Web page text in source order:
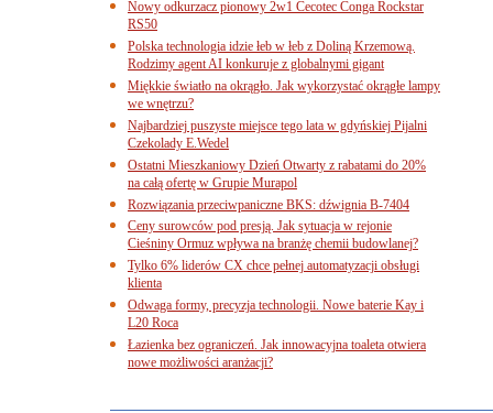
Nowy odkurzacz pionowy 2w1 Cecotec Conga Rockstar
RS50
Polska technologia idzie łeb w łeb z Doliną Krzemową.
Rodzimy agent AI konkuruje z globalnymi gigant
Miękkie światło na okrągło. Jak wykorzystać okrągłe lampy
we wnętrzu?
Najbardziej puszyste miejsce tego lata w gdyńskiej Pijalni
Czekolady E.Wedel
Ostatni Mieszkaniowy Dzień Otwarty z rabatami do 20%
na całą ofertę w Grupie Murapol
Rozwiązania przeciwpaniczne BKS: dźwignia B-7404
Ceny surowców pod presją. Jak sytuacja w rejonie
Cieśniny Ormuz wpływa na branżę chemii budowlanej?
Tylko 6% liderów CX chce pełnej automatyzacji obsługi
klienta
Odwaga formy, precyzja technologii. Nowe baterie Kay i
L20 Roca
Łazienka bez ograniczeń. Jak innowacyjna toaleta otwiera
nowe możliwości aranżacji?